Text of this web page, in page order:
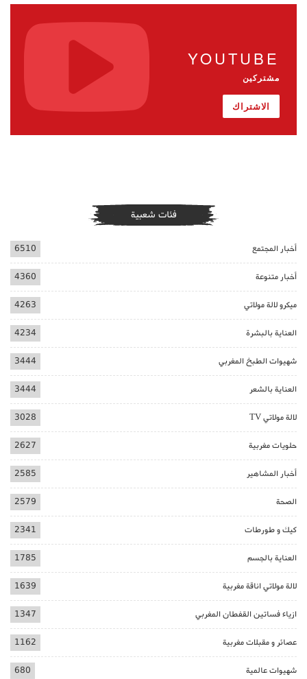
YOUTUBE
مشتركين
الاشتراك
فئات شعبية
أخبار المجتمع 6510
أخبار متنوعة 4360
ميكرو لالة مولاتي 4263
العناية بالبشرة 4234
شهيوات الطبخ المغربي 3444
العناية بالشعر 3444
لالة مولاتي TV 3028
حلويات مغربية 2627
أخبار المشاهير 2585
الصحة 2579
كيك و طورطات 2341
العناية بالجسم 1785
لالة مولاتي اناقة مغربية 1639
ازياء فساتين القفطان المغربي 1347
عصائر و مقبلات مغربية 1162
شهيوات عالمية 680